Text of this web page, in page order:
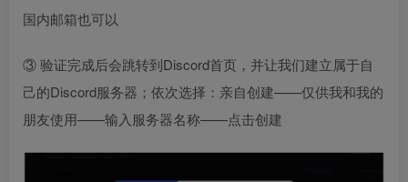
国内邮箱也可以
③ 验证完成后会跳转到Discord首页，并让我们建立属于自
己的Discord服务器；依次选择：亲自创建——仅供我和我的
朋友使用——输入服务器名称——点击创建